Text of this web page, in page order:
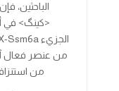
الباحثين،
<كينگ> في
من عنصر فعال
من